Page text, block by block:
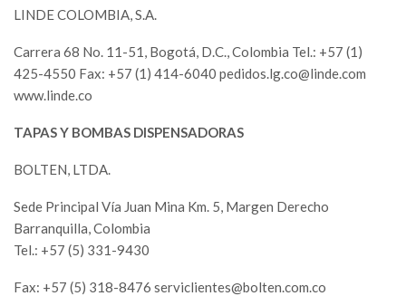
LINDE COLOMBIA, S.A.
Carrera 68 No. 11-51, Bogotá, D.C., Colombia Tel.: +57 (1)
425-4550 Fax: +57 (1) 414-6040 pedidos.lg.co@linde.com
www.linde.co
TAPAS Y BOMBAS DISPENSADORAS
BOLTEN, LTDA.
Sede Principal Vía Juan Mina Km. 5, Margen Derecho
Barranquilla, Colombia
Tel.: +57 (5) 331-9430
Fax: +57 (5) 318-8476 serviclientes@bolten.com.co